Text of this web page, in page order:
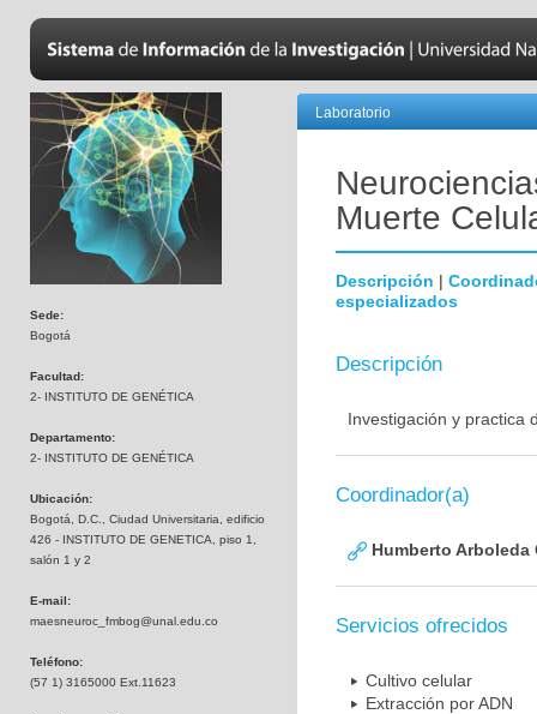
Sede:
Bogotá
Facultad:
2- INSTITUTO DE GENÉTICA
Departamento:
2- INSTITUTO DE GENÉTICA
Ubicación:
Bogotá, D.C., Ciudad Universitaria, edificio
426 - INSTITUTO DE GENETICA, piso 1,
salón 1 y 2
E-mail:
maesneuroc_fmbog@unal.edu.co
Teléfono:
(57 1) 3165000 Ext.11623
Laboratorio
Muerte
Descripción |
especializados
Descripción
Investigación y practica
Coordinador(a)
Humberto Arboleda
Servicios ofrecidos
Cultivo celular
Extracción por ADN